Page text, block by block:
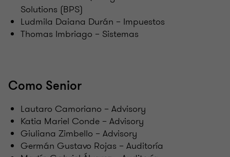
Solutions (BPS)
Ludmila Daiana Durán – Impuestos
Thomas Imbriago – Sistemas
Como Senior
Lautaro Camoriano – Advisory
Katia Mariel Conde – Advisory
Giuliana Zimbello – Advisory
Germán Gustavo Rojas – Auditoría